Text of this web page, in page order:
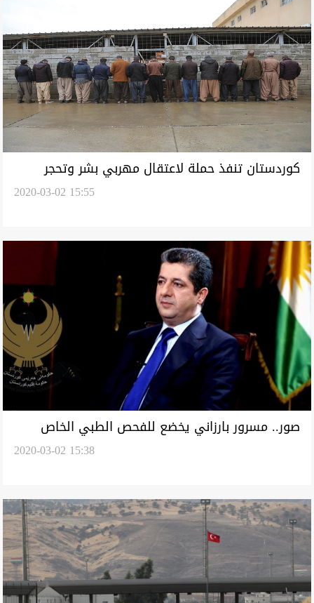
كوردستان تنفذ حملة لاعتقال مهربي بشر وتحجر
2020-03-02 15:55
صور.. مسرور بارزاني يخضع للفحص الطبي الخاص
2020-03-02 15:38